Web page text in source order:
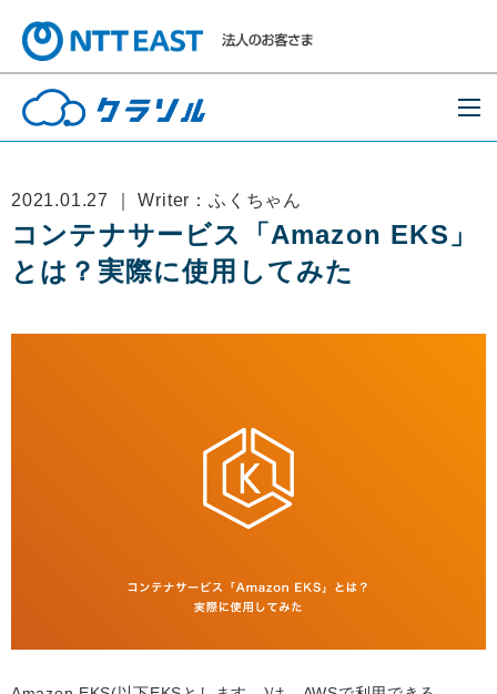
2021.01.27 ｜ Writer：ふくちゃん
コンテナサービス「Amazon EKS」
とは？実際に使用してみた